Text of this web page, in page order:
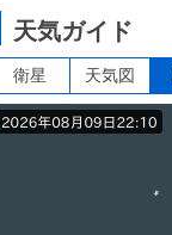
天気ガイド
衛星 天気図